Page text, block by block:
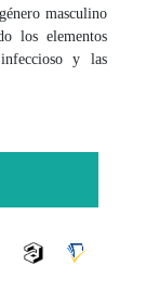
masculino
los elementos
y las